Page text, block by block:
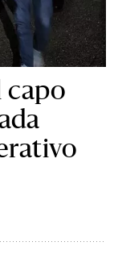
capo